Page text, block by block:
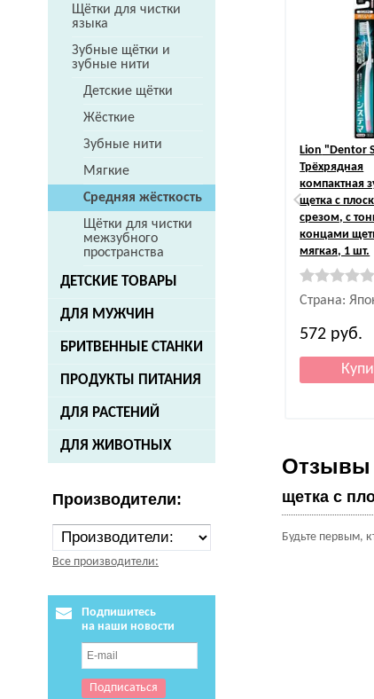
Щётки для чистки
языка
Зубные щётки и
зубные нити
Детские щётки
Жёсткие
Зубные нити
Мягкие
Средняя жёсткость
Щётки для чистки
межзубного
пространства
ДЕТСКИЕ ТОВАРЫ
ДЛЯ МУЖЧИН
БРИТВЕННЫЕ СТАНКИ
ПРОДУКТЫ ПИТАНИЯ
ДЛЯ РАСТЕНИЙ
ДЛЯ ЖИВОТНЫХ
Производители:
Все производители:
Подпишитесь
на наши новости
Lion "Dentor
Трёхрядная
компактная
щетка с
срезом, с
концами
мягкая, 1 шт.
Страна:
572 руб.
Отзывы
щетка с
Будьте первым,